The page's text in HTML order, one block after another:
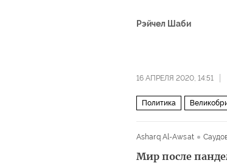
Рэйчел Шаби
16 АПРЕЛЯ 2020, 14:51
Политика
Asharq Al-Awsat
Мир после